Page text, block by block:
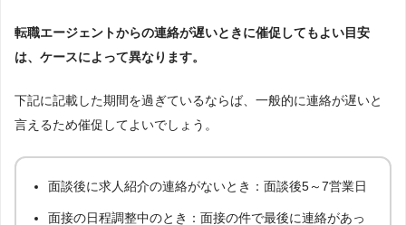
転職エージェントからの連絡が遅いときに催促してもよい目安
は、ケースによって異なります。
下記に記載した期間を過ぎているならば、一般的に連絡が遅いと
言えるため催促してよいでしょう。
面談後に求人紹介の連絡がないとき：面談後5～7営業日
面接の日程調整中のとき：面接の件で最後に連絡があっ